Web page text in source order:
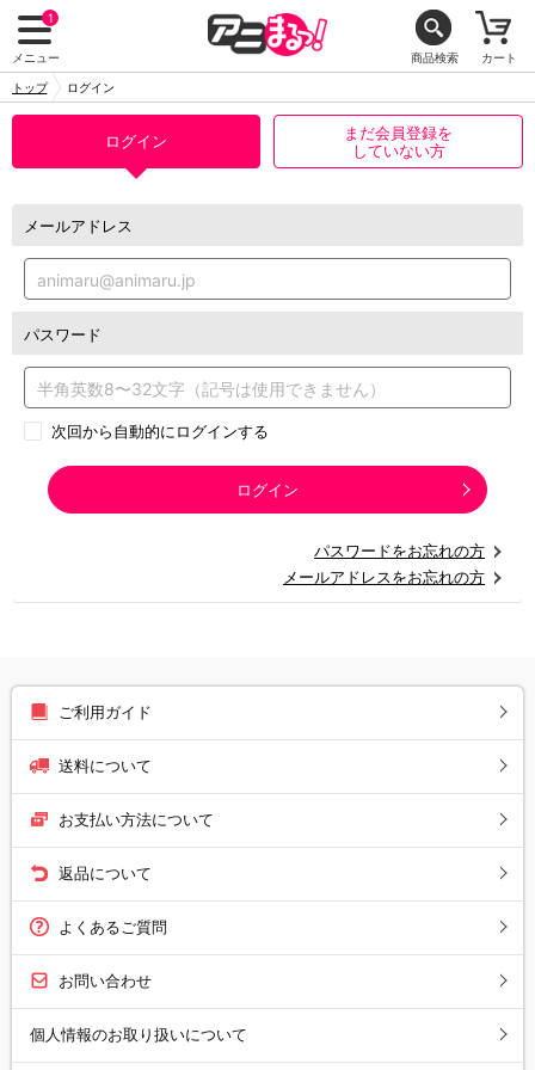
1
メニュー 商品検索 カート
トップ ログイン
ログイン
まだ会員登録を
していない方
メールアドレス
パスワード
次回から自動的にログインする
ログイン
パスワードをお忘れの方
メールアドレスをお忘れの方
ご利用ガイド
送料について
お支払い方法について
返品について
よくあるご質問
お問い合わせ
個人情報のお取り扱いについて